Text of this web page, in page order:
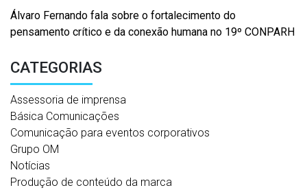
Álvaro Fernando fala sobre o fortalecimento do
pensamento crítico e da conexão humana no 19º CONPARH
CATEGORIAS
Assessoria de imprensa
Básica Comunicações
Comunicação para eventos corporativos
Grupo OM
Notícias
Produção de conteúdo da marca